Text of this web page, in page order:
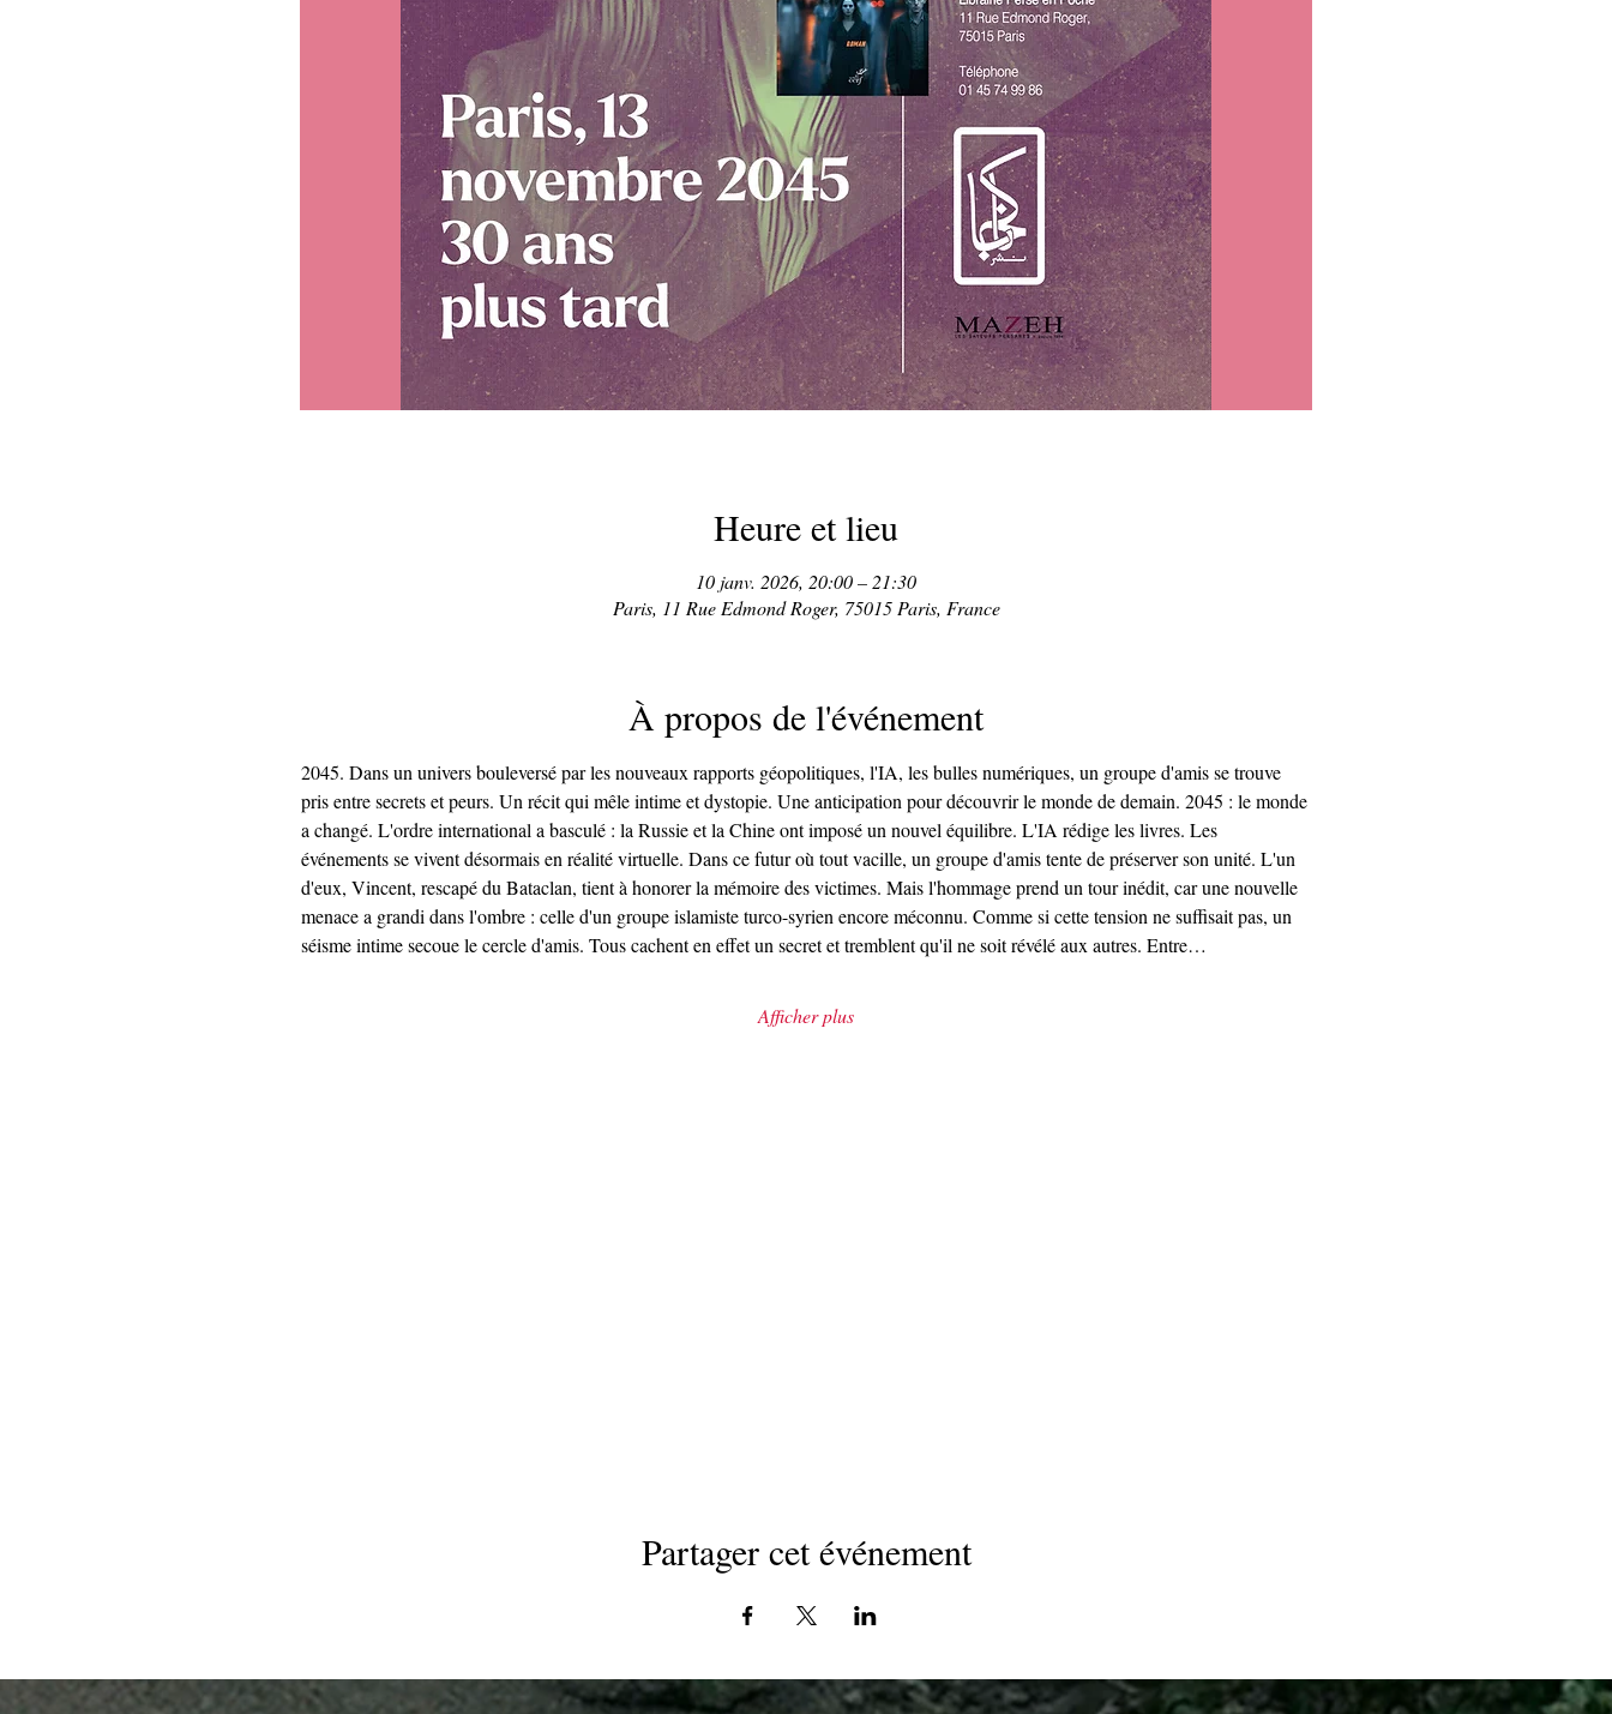
Heure et lieu
10 janv. 2026, 20:00 – 21:30
Paris, 11 Rue Edmond Roger, 75015 Paris, France
À propos de l'événement
2045. Dans un univers bouleversé par les nouveaux rapports géopolitiques, l'IA, les bulles numériques, un groupe d'amis se trouve
pris entre secrets et peurs. Un récit qui mêle intime et dystopie. Une anticipation pour découvrir le monde de demain. 2045 : le monde
a changé. L'ordre international a basculé : la Russie et la Chine ont imposé un nouvel équilibre. L'IA rédige les livres. Les
événements se vivent désormais en réalité virtuelle. Dans ce futur où tout vacille, un groupe d'amis tente de préserver son unité. L'un
d'eux, Vincent, rescapé du Bataclan, tient à honorer la mémoire des victimes. Mais l'hommage prend un tour inédit, car une nouvelle
menace a grandi dans l'ombre : celle d'un groupe islamiste turco-syrien encore méconnu. Comme si cette tension ne suffisait pas, un
séisme intime secoue le cercle d'amis. Tous cachent en effet un secret et tremblent qu'il ne soit révélé aux autres. Entre…
Afficher plus
Partager cet événement